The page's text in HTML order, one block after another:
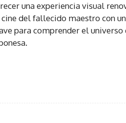
una experiencia visual
del fallecido maestro con
para comprender el